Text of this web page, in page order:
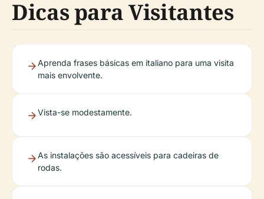
Dicas para Visitantes
Aprenda frases básicas em italiano para uma visita
mais envolvente.
Vista-se modestamente.
As instalações são acessíveis para cadeiras de
rodas.